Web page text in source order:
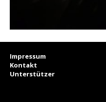
Impressum
Kontakt
Unterstützer